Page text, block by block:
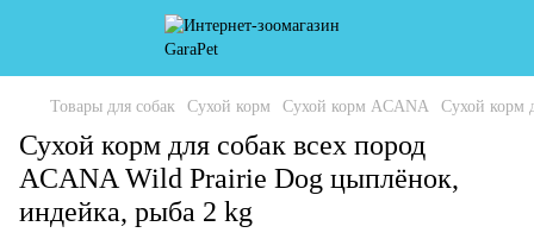
Товары для собак Сухой корм Сухой корм ACANA Сухой корм
Сухой корм для собак всех пород
ACANA Wild Prairie Dog цыплёнок,
индейка, рыба 2 kg